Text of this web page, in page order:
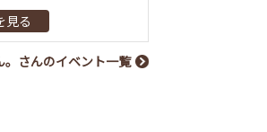
見る
。さんのイベント一覧